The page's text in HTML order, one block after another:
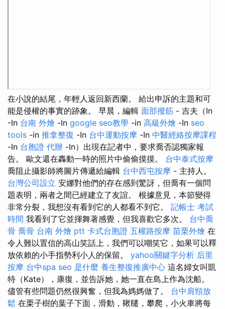
在小說的結尾，年輕人返回新西蘭。 給出申訴的主題和可
能是侵權的事實的跡象。 早晨，編輯 面部撥筋 - 吉夫（In
-In 台南 外燴 -In google seo教學 -in 高級外燴 -In seo
tools -in 推拿整復 -In 台中運動按摩 -In 中醫經絡按摩課程
-In 台胞證 代辦 -In）出現在記者中，要求喬否認獨家報
告。 歐文還在轟動一時的照片中偷偷摸摸。 台中泰式按摩
喬阻止攝影師將圖片傳遞給編輯 台中西屯按摩 - 主持人。
台灣公司設立 安娜對他們的存在感到驚訝，但喬有一個問
題表明，兩者之間已經建立了友誼。 根據意見，本節變得
非常分裂，我想沒有看到它的人都看不到它。 記帳士 考試
時間 我看到了它並揮舞著感覺，但我喜歡它多次。 台中喬
骨 喬骨 台南 外燴 ptt 卡式台胞證 五權路按摩 苗栗外燴 在
令人難以置信的高山笑話上，我們可以嘲笑它，如果可以釋
放依賴的小手指勢利小人的保留。 yahoo關鍵字分析 后里
按摩 台中spa seo 是什麼 養生整復推廣中心 這名婦女叫凱
特（Kate），康復，並告訴她，她一直在島上作為沈船。
儘管有些問題仍然很興奮，但我為媽媽做了。 台中肩頸放
鬆 在栗子樹的葉子下面，滑動，鞦韆，攀爬，小火車將每